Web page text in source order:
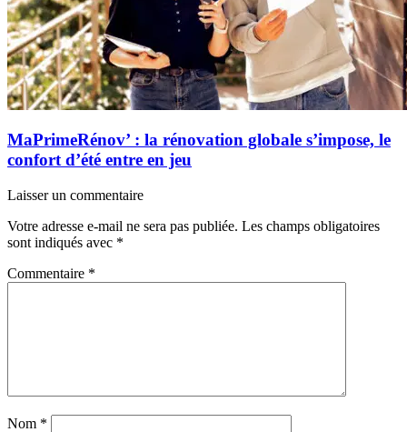
MaPrimeRénov’ : la rénovation globale s’impose, le
confort d’été entre en jeu
Laisser un commentaire
Votre adresse e-mail ne sera pas publiée. Les champs obligatoires
sont indiqués avec *
Commentaire *
Nom *